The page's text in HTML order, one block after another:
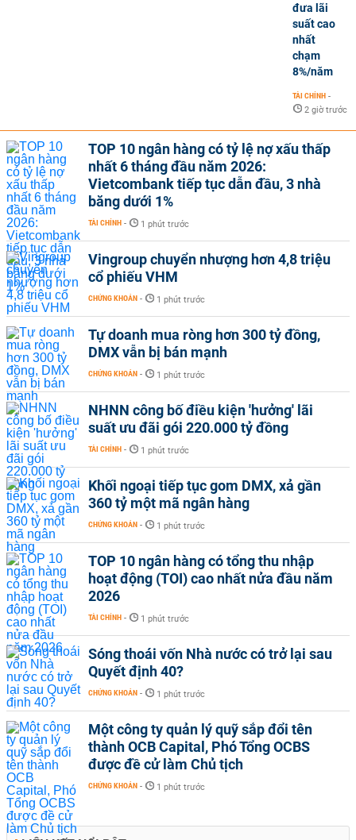
đưa lãi
suất cao
nhất
chạm
8%/năm
TÀI CHÍNH -
2 giờ trước
TOP 10 ngân hàng có tỷ lệ nợ xấu thấp
nhất 6 tháng đầu năm 2026:
Vietcombank tiếp tục dẫn đầu, 3 nhà
băng dưới 1%
TÀI CHÍNH - 1 phút trước
Vingroup chuyển nhượng hơn 4,8 triệu
cổ phiếu VHM
CHỨNG KHOÁN - 1 phút trước
Tự doanh mua ròng hơn 300 tỷ đồng,
DMX vẫn bị bán mạnh
CHỨNG KHOÁN - 1 phút trước
NHNN công bố điều kiện 'hưởng' lãi
suất ưu đãi gói 220.000 tỷ đồng
TÀI CHÍNH - 1 phút trước
Khối ngoại tiếp tục gom DMX, xả gần
360 tỷ một mã ngân hàng
CHỨNG KHOÁN - 1 phút trước
TOP 10 ngân hàng có tổng thu nhập
hoạt động (TOI) cao nhất nửa đầu năm
2026
TÀI CHÍNH - 1 phút trước
Sóng thoái vốn Nhà nước có trở lại sau
Quyết định 40?
CHỨNG KHOÁN - 1 phút trước
Một công ty quản lý quỹ sắp đổi tên
thành OCB Capital, Phó Tổng OCBS
được đề cử làm Chủ tịch
CHỨNG KHOÁN - 1 phút trước